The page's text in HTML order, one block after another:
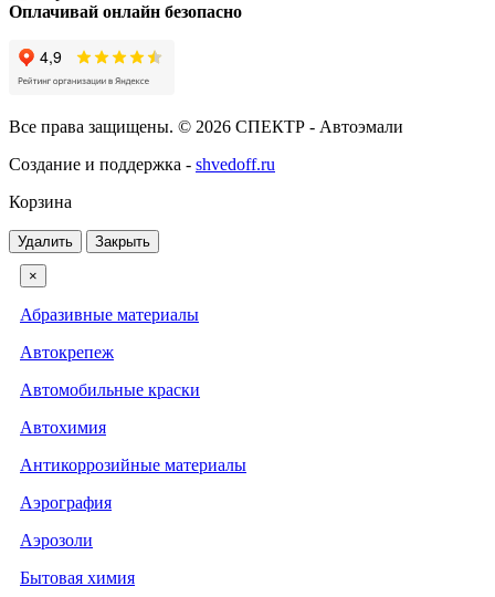
Оплачивай онлайн безопасно
Все права защищены. © 2026 СПЕКТР - Автоэмали
Создание и поддержка - shvedoff.ru
Корзина
Удалить Закрыть
×
Абразивные материалы
Автокрепеж
Автомобильные краски
Автохимия
Антикоррозийные материалы
Аэрография
Аэрозоли
Бытовая химия